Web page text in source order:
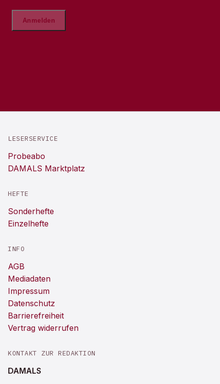
LESERSERVICE
Probeabo
DAMALS Marktplatz
HEFTE
Sonderhefte
Einzelhefte
INFO
AGB
Mediadaten
Impressum
Datenschutz
Barrierefreiheit
Vertrag widerrufen
KONTAKT ZUR REDAKTION
DAMALS